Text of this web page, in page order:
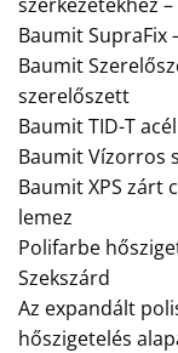
Baumit SupraFix
Baumit
szerelőszett
Baumit TID-T
Baumit Vízorros
Baumit XPS zárt
lemez
Polifarbe
Szekszárd
Az expandált
hőszigetelés